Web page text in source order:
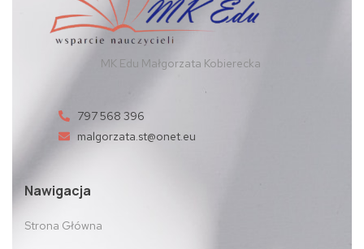
MK Edu Małgorzata Kobierecka
797 568 396
malgorzata.st@onet.eu
Nawigacja
Strona Główna